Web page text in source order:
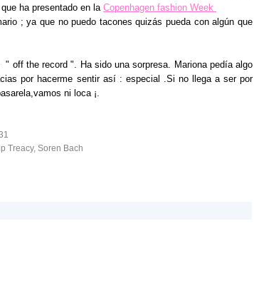
ha presentado en la Copenhagen fashion Week
; ya que no puedo tacones quizás pueda con algún que
off the record ". Ha sido una sorpresa. Mariona pedía algo
por hacerme sentir así : especial .Si no llega a ser por
ni loca ¡.
Treacy, Soren Bach